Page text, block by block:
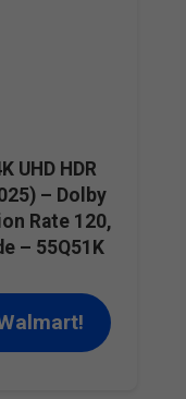
UHD HDR
– Dolby
Rate 120,
– 55Q51K